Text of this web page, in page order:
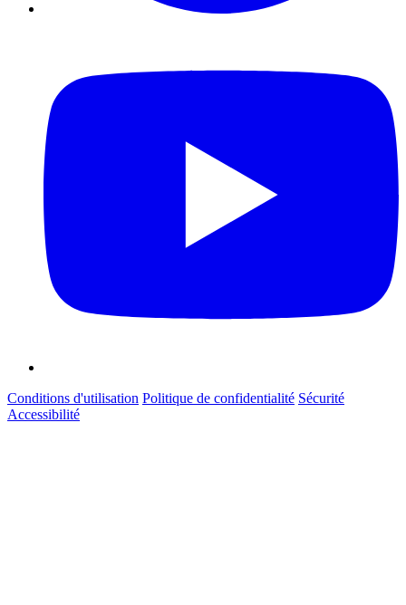
Conditions d'utilisation Politique de confidentialité Sécurité
Accessibilité